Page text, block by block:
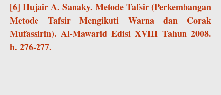
[6] Hujair A. Sanaky. Metode Tafsir (Perkembangan
Metode Tafsir Mengikuti Warna dan Corak
Mufassirin). Al-Mawarid Edisi XVIII Tahun 2008.
h. 276-277.